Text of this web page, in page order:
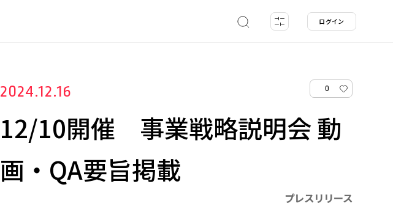
ログイン
2024.12.16 0
12/10開催 事業戦略説明会 動
画・QA要旨掲載
プレスリリース